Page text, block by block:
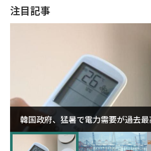
注目記事
韓国政府、猛暑で電力需要が過去
に需給対応体制を点検